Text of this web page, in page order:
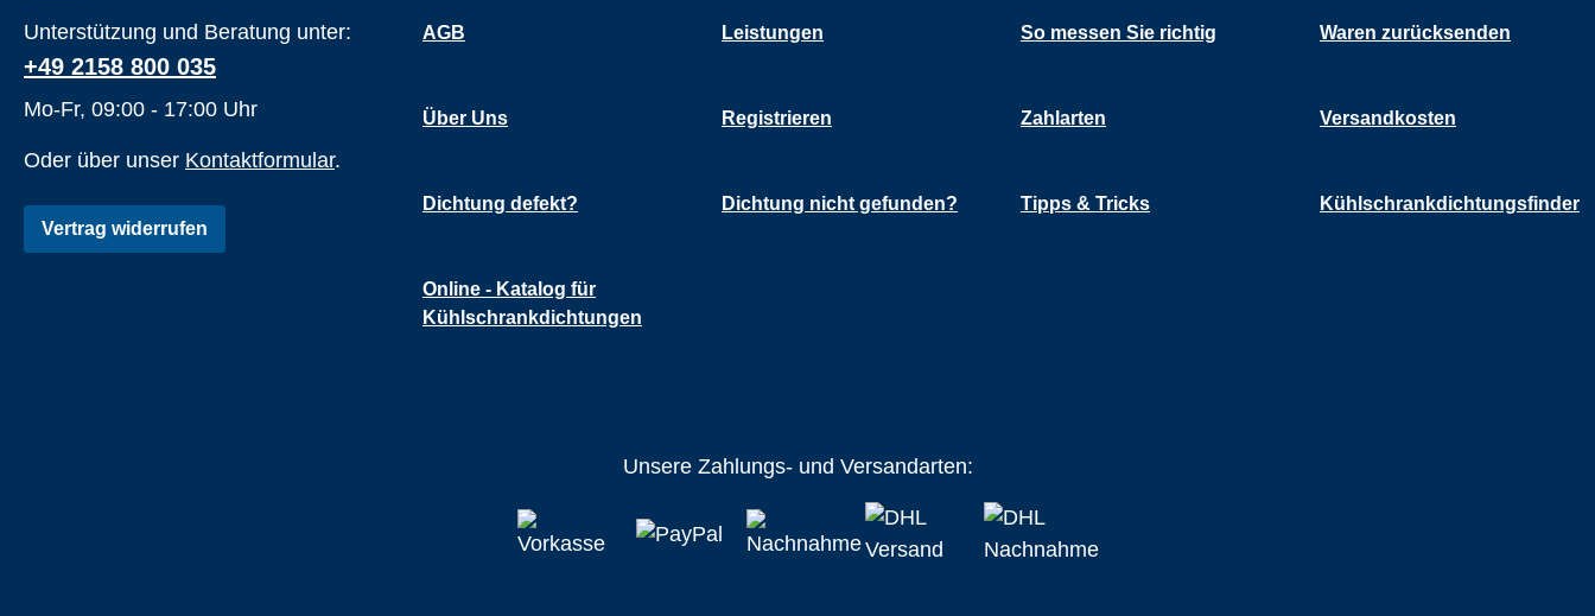
Unterstützung und Beratung unter:
+49 2158 800 035
Mo-Fr, 09:00 - 17:00 Uhr
Oder über unser Kontaktformular.
Vertrag widerrufen
AGB Leistungen So messen Sie richtig Waren zurücksenden
Über Uns Registrieren Zahlarten Versandkosten
Dichtung defekt? Dichtung nicht gefunden? Tipps & Tricks Kühlschrankdichtungsfinder
Online - Katalog für
Kühlschrankdichtungen
Unsere Zahlungs- und Versandarten: